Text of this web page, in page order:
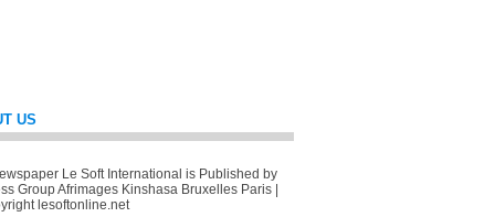
US
Le Soft International is Published by
Group Afrimages Kinshasa Bruxelles Paris |
lesoftonline.net